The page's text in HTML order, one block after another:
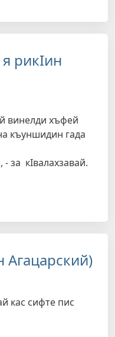
рикIин
винелди хъфей
къуншидин гада
- за кIвалахзавай.
Агацарский)
кас сифте пис